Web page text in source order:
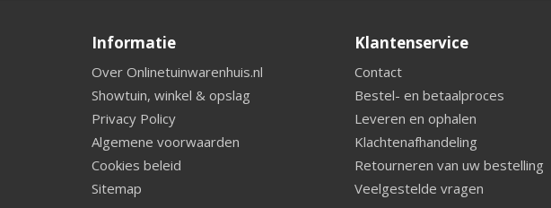
Informatie
Over Onlinetuinwarenhuis.nl
Showtuin, winkel & opslag
Privacy Policy
Algemene voorwaarden
Cookies beleid
Sitemap
Klantenservice
Contact
Bestel- en betaalproces
Leveren en ophalen
Klachtenafhandeling
Retourneren van uw bestelling
Veelgestelde vragen